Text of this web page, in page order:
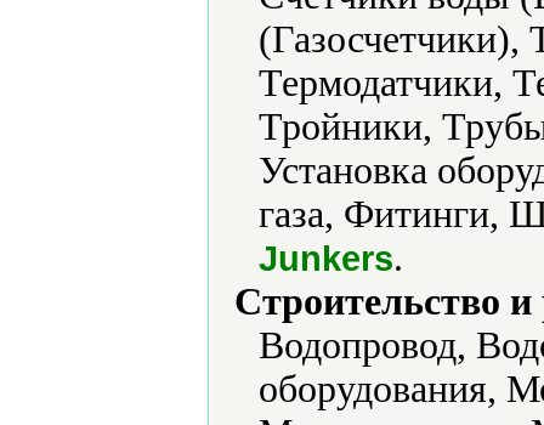
(Газосчетчики),
Термодатчики,
Тройники,
Установка
газа, Фитинги,
Junkers.
Строительство
Водопровод,
оборудования,